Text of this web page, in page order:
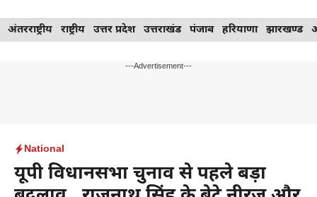
Skip
to
अंतरराष्ट्रीय राष्ट्रीय उत्तर प्रदेश उत्तराखंड पंजाब हरियाणा झारखण्ड
---Advertisement---
National
यूपी विधानसभा चुनाव से पहले बड़ा